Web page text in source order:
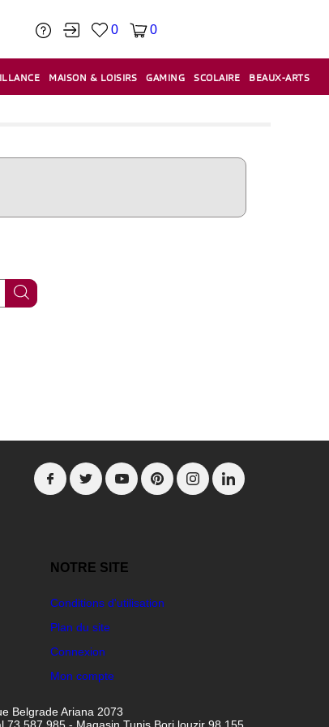
0 0
MAISON & LOISIRS GAMING SCOLAIRE BEAUX-ARTS
NOTRE SITE
Conditions d'utilisation
Plan du site
Connexion
Mon compte
Belgrade Ariana 2073